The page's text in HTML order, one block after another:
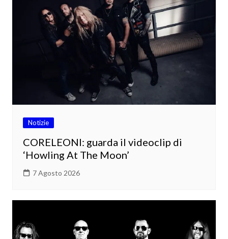
Notizie
CORELEONI: guarda il videoclip di
‘Howling At The Moon’
7 Agosto 2026